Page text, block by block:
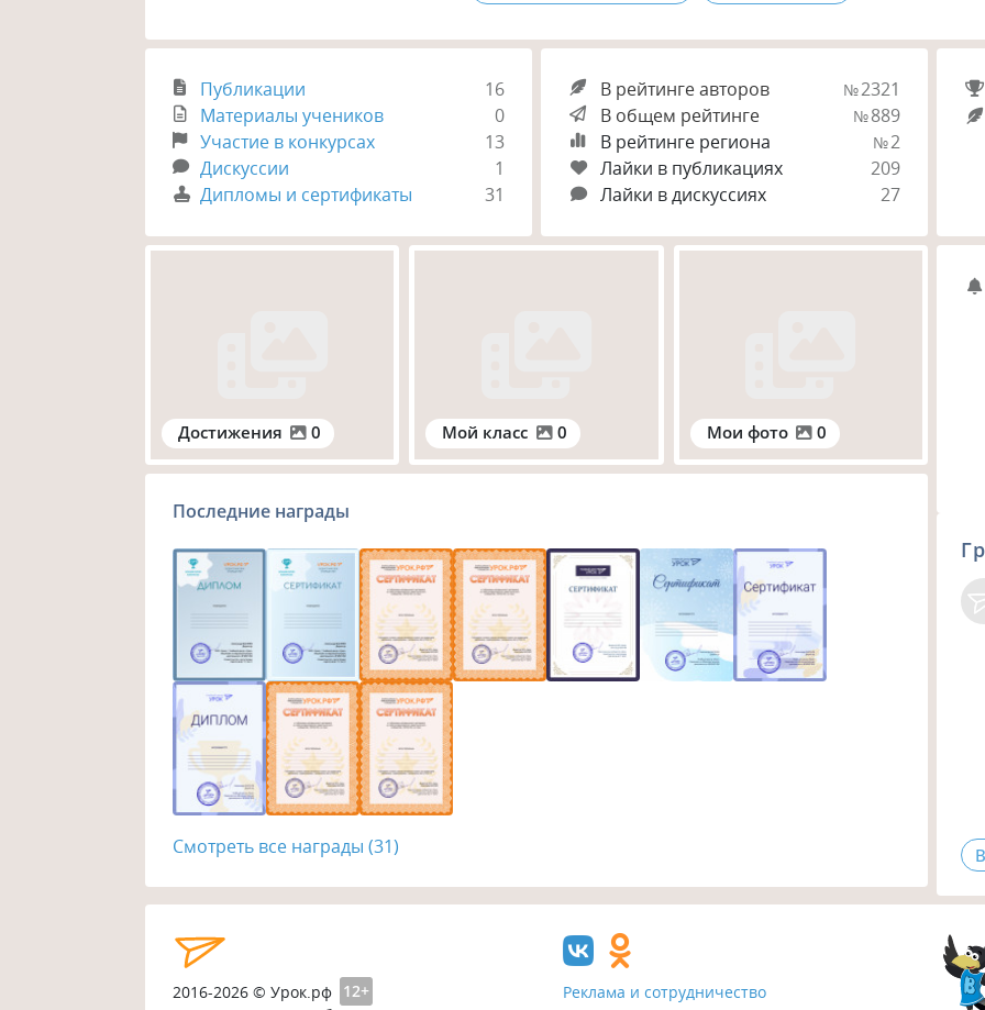
Публикации
16
Материалы учеников
0
Участие в конкурсах
13
Дискуссии
1
Дипломы и сертификаты
31
В рейтинге авторов №2321
В общем рейтинге
№889
В рейтинге региона
№2
Лайки в публикациях
209
Лайки в дискуссиях
27
Достижения 0 Мой класс 0 Мои фото 0
Последние награды
Смотреть все награды (31)
2016-2026 © Урок.рф 12+
Реклама и сотрудничество